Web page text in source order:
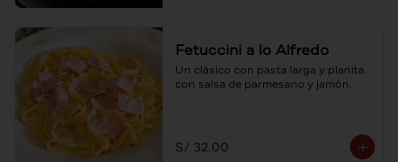
Fetuccini a lo Alfredo
Un clásico con pasta larga y planita
con salsa de parmesano y jamón.
S/ 32.00